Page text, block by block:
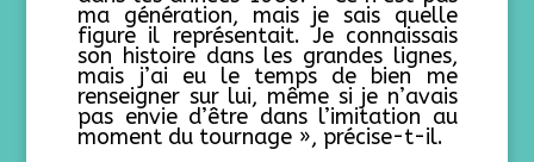
ma génération, mais je sais quelle
figure il représentait. Je connaissais
son histoire dans les grandes lignes,
mais j’ai eu le temps de bien me
renseigner sur lui, même si je n’avais
pas envie d’être dans l’imitation au
moment du tournage », précise-t-il.